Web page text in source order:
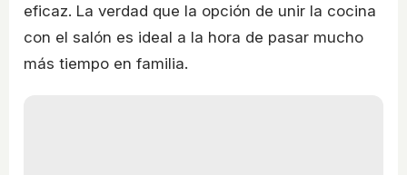
eficaz. La verdad que la opción de unir la cocina
con el salón es ideal a la hora de pasar mucho
más tiempo en familia.